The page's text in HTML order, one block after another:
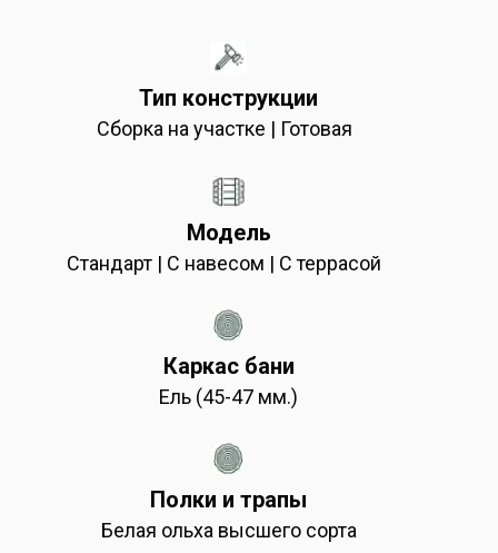
Белая ольха высшего сорта
Полки и трапы
Ель (45-47 мм.)
Каркас бани
Стандарт | С навесом | С террасой
Модель
Сборка на участке | Готовая
Тип конструкции